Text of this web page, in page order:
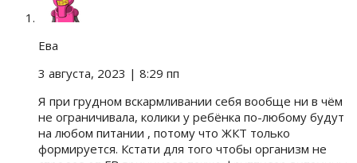
Ева
3 августа, 2023 | 8:29 пп
Я при грудном вскармливании себя вообще ни в чём
не ограничивала, колики у ребёнка по-любому будут
на любом питании , потому что ЖКТ только
формируется. Кстати для того чтобы организм не